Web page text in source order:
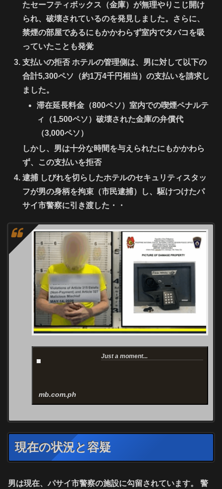
たセーフティボックス（金庫）が無理やりこじ開け
られ、破壊されているのを発見しました。さらに、
禁煙の部屋であるにもかかわらず室内でタバコを吸
っていたことも発覚
支払いの拒否ホテルの管理側は、男に対して以下の
合計5,300ペソ（約1万4千円相当）の支払いを請求し
ました。
滞在延長料金（800ペソ）室内での喫煙ペナルテ
ィ（1,500ペソ）破壊された金庫の弁償代
（3,000ペソ）
しかし、男は十分な時間を与えられたにもかかわら
ず、この支払いを拒否
逮捕しびれを切らしたホテルのセキュリティスタッ
フが男の身柄を拘束（市民逮捕）し、駆けつけたパ
サイ市警察に引き渡した・・
Just a moment...
mb.com.ph
現在の状況と容疑
男は現在、パサイ市警察の施設に勾留されています。 警